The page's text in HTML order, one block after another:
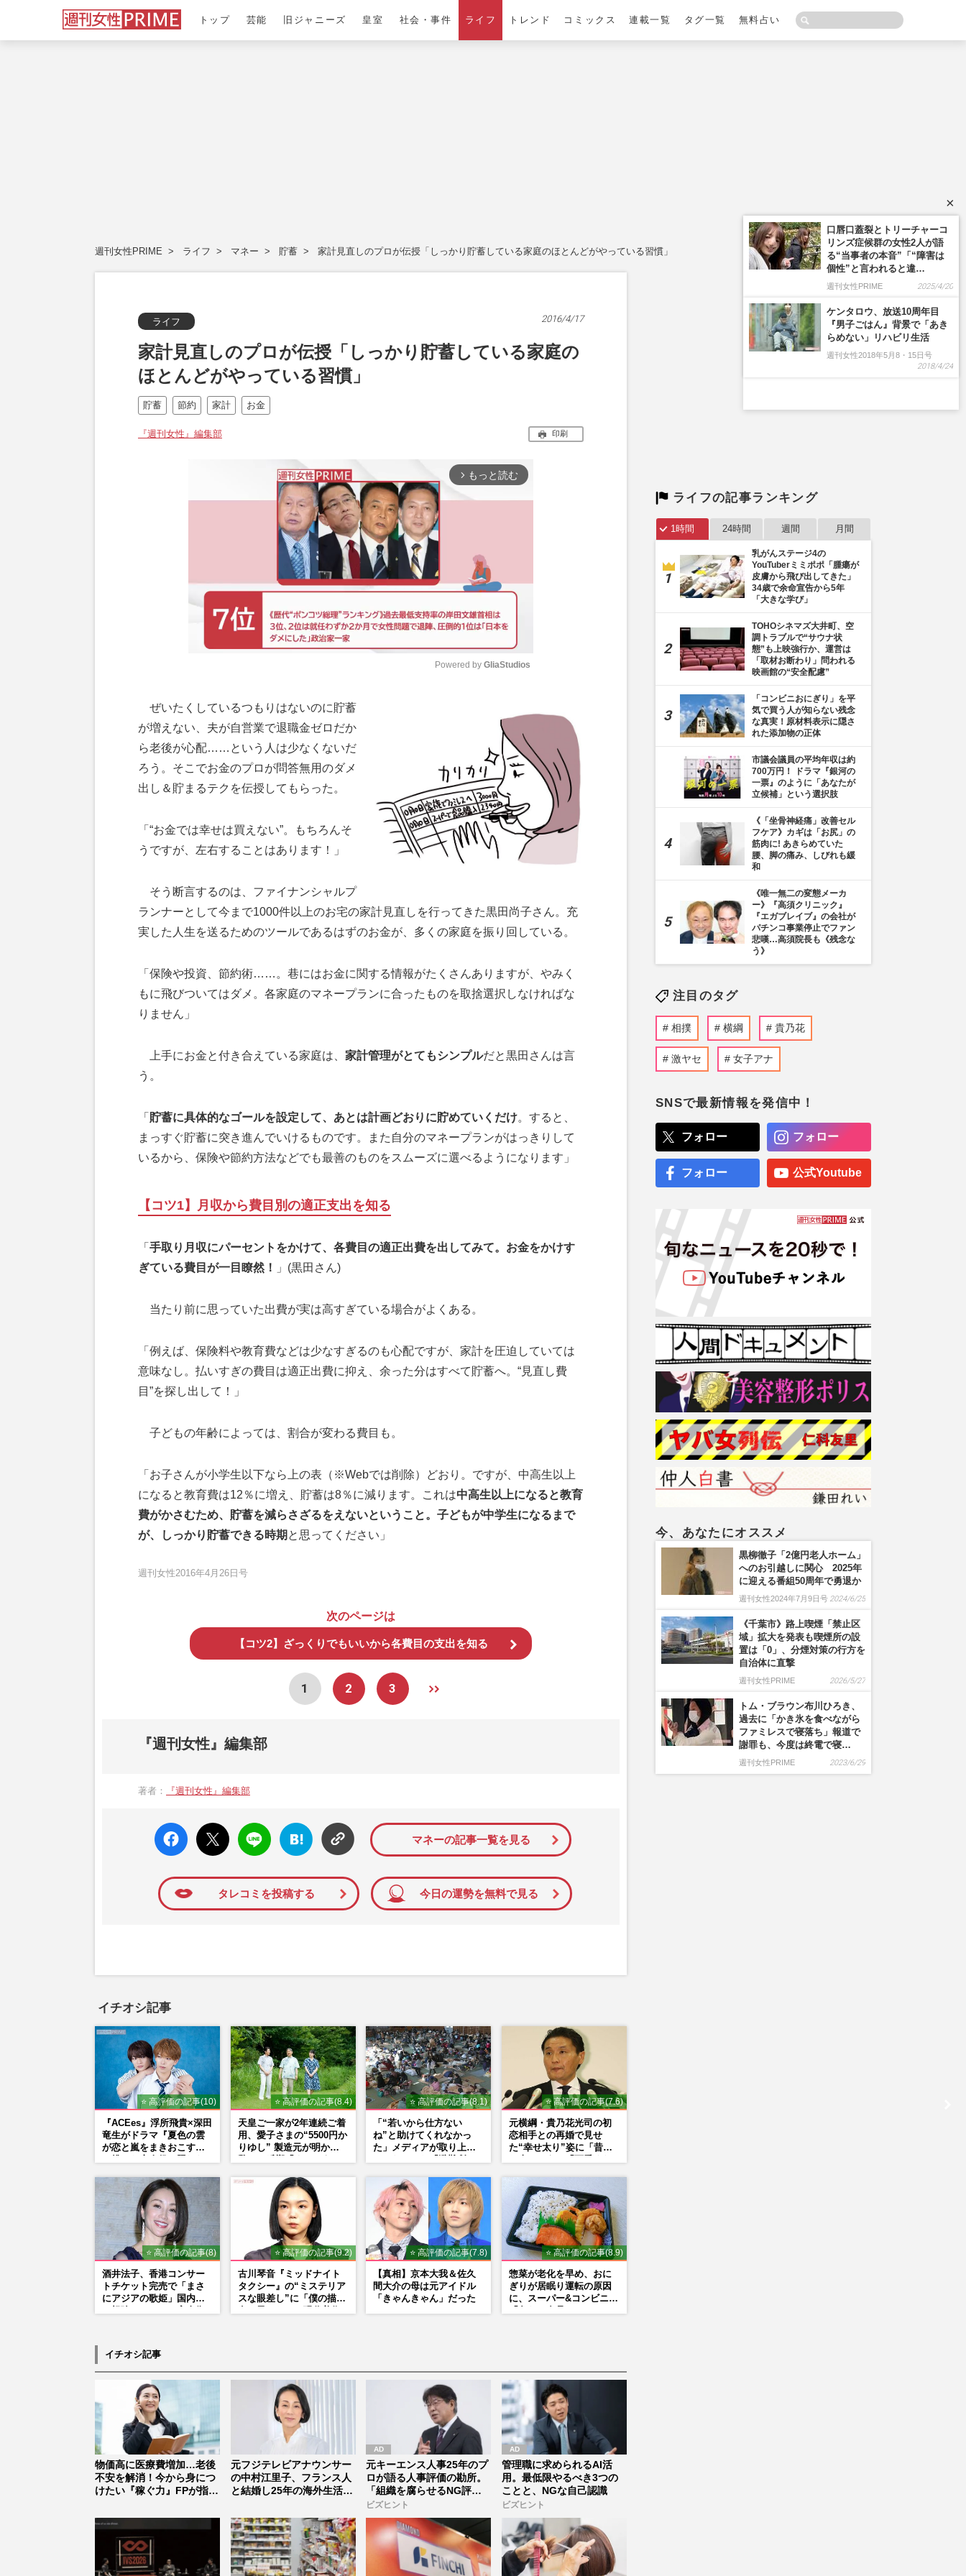
トップ 芸能 旧ジャニーズ 皇室 社会・事件 ライフ トレンド コミックス 連載一覧 タグ一覧 無料占い
週刊女性PRIME ライフ マネー 貯蓄 家計見直しのプロが伝授「しっかり貯蓄している家庭のほとんどがやっている習慣」
ライフ 2016/4/17
家計見直しのプロが伝授「しっかり貯蓄している家庭の
ほとんどがやっている習慣」
貯蓄 節約 家計 お金
『週刊女性』編集部 印刷
arrow_forward_ios もっと読む
e
Powered by GliaStudios
ぜいたくしているつもりはないのに貯蓄
が増えない、夫が自営業で退職金ゼロだか
ら老後が心配……という人は少なくないだ
ろう。そこでお金のプロが問答無用のダメ
出し＆貯まるテクを伝授してもらった。
「“お金では幸せは買えない”。もちろんそ
うですが、左右することはあります！」
そう断言するのは、ファイナンシャルプ
ランナーとして今まで1000件以上のお宅の家計見直しを行ってきた黒田尚子さん。充
実した人生を送るためのツールであるはずのお金が、多くの家庭を振り回している。
「保険や投資、節約術……。巷にはお金に関する情報がたくさんありますが、やみく
もに飛びついてはダメ。各家庭のマネープランに合ったものを取捨選択しなければな
りません」
上手にお金と付き合えている家庭は、 家計管理がとてもシンプルだと黒田さんは言
う。
「 貯蓄に具体的なゴールを設定して、あとは計画どおりに貯めていくだけ。すると、
まっすぐ貯蓄に突き進んでいけるものです。また自分のマネープランがはっきりして
いるから、保険や節約方法などでも最善のものをスムーズに選べるようになります」
【コツ1】月収から費目別の適正支出を知る
「 手取り月収にパーセントをかけて、各費目の適正出費を出してみて。お金をかけす
ぎている費目が一目瞭然！
」(黒田さん)
当たり前に思っていた出費が実は高すぎている場合がよくある。
「例えば、保険料や教育費などは少なすぎるのも心配ですが、家計を圧迫していては
意味なし。払いすぎの費目は適正出費に抑え、余った分はすべて貯蓄へ。“見直し費
目”を探し出して！」
子どもの年齢によっては、割合が変わる費目も。
「お子さんが小学生以下なら上の表（※Webでは削除）どおり。ですが、中高生以上
になると教育費は12％に増え、貯蓄は8％に減ります。これは中高生以上になると教育
費がかさむため、貯蓄を減らさざるをえないということ。子どもが中学生になるまで
が、しっかり貯蓄できる時期 と思ってください」
週刊女性2016年4月26日号
次のページは
【コツ2】ざっくりでもいいから各費目の支出を知る
1 2 3
『週刊女性』編集部
著者： 『週刊女性』編集部
faceboo
k いい
ね
X ポス
ト
LINE
はてな
ブック
マーク
マネーの記事一覧を見る
タレコミを投稿する 今日の運勢を無料で見る
イチオシ記事
⭐ 高評価の記事(10)
『ACEes』浮所飛貴×深田
竜生がドラマ『夏色の雲
が恋と嵐をまきおこす』
⭐ 高評価の記事(8.4)
天皇ご一家が2年連続ご着
用、愛子さまの“5500円か
りゆし” 製造元が明かす
⭐ 高評価の記事(8.1)
「“若いから仕方ない
ね”と助けてくれなかっ
た」メディアが取り上げ
⭐ 高評価の記事(7.6)
元横綱・貴乃花光司の初
恋相手との再婚で見せ
た“幸せ太り”姿に「昔よ
⭐ 高評価の記事(8)
酒井法子、香港コンサー
トチケット完売で「まさ
にアジアの歌姫」国内外
⭐ 高評価の記事(9.2)
古川琴音『ミッドナイト
タクシー』の“ミステリア
スな眼差し”に「僕の描く
⭐ 高評価の記事(7.8)
【真相】京本大我＆佐久
間大介の母は元アイドル
「きゃんきゃん」だった
⭐ 高評価の記事(8.9)
惣菜が老化を早め、おに
ぎりが居眠り運転の原因
に、スーパー&コンビニの
イチオシ記事
物価高に医療費増加…老後
不安を解消！今から身につ
けたい『稼ぐ力』FPが指南
元フジテレビアナウンサー
の中村江里子、フランス人
と結婚し25年の海外生活
元キーエンス人事25年のプ
ロが語る人事評価の勘所。
「組織を腐らせるNG評
価」とは...
ビズヒント
管理職に求められるAI活
用。最低限やるべき3つの
ことと、NGな自己認識
ビズヒント
ライフの記事ランキング
1時間 24時間 週間 月間
乳がんステージ4の
YouTuberミミポポ「腫瘍が
皮膚から飛び出してきた」
34歳で余命宣告から5年
「大きな学び」
TOHOシネマズ大井町、空
調トラブルで“サウナ状
態”も上映強行か、運営は
「取材お断わり」問われる
映画館の“安全配慮”
「コンビニおにぎり」を平
気で買う人が知らない残念
な真実！原材料表示に隠さ
れた添加物の正体
市議会議員の平均年収は約
700万円！ ドラマ『銀河の
一票』のように「あなたが
立候補」という選択肢
《「坐骨神経痛」改善セル
フケア》カギは「お尻」の
筋肉に! あきらめていた
腰、脚の痛み、しびれも緩
和
《唯一無二の変態メーカ
ー》『高須クリニック』
『エガブレイブ』の会社が
パチンコ事業停止でファン
悲嘆…高須院長も《残念な
う》
注目のタグ
相撲 横綱 貴乃花
激ヤセ 女子アナ
SNSで最新情報を発信中！
フォロー フォロー
フォロー 公式Youtube
今、あなたにオススメ
黒柳徹子「2億円老人ホーム」
へのお引越しに関心 2025年
に迎える番組50周年で勇退か
週刊女性2024年7月9日号 2024/6/25
《千葉市》路上喫煙「禁止区
域」拡大を発表も喫煙所の設
置は「0」、分煙対策の行方を
自治体に直撃
週刊女性PRIME 2026/5/27
トム・ブラウン布川ひろき、
過去に「かき氷を食べながら
ファミレスで寝落ち」報道で
謝罪も、今度は終電で寝…
週刊女性PRIME 2023/6/29
×
口唇口蓋裂とトリーチャーコ
リンズ症候群の女性2人が語
る“当事者の本音”「“障害は
個性”と言われると違…
週刊女性PRIME 2025/4/20
ケンタロウ、放送10周年目
『男子ごはん』背景で「あき
らめない」リハビリ生活
週刊女性2018年5月8・15日号
2018/4/24